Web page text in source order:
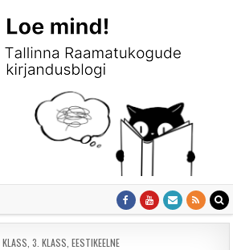
IN3. KLASS EESTIKEELNE